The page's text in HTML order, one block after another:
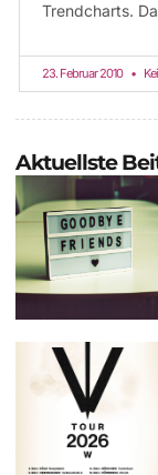
Trendcharts.
23. Februar 2010
Aktuellste